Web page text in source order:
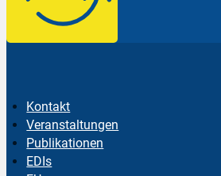
Kontakt
Veranstaltungen
Publikationen
EDIs